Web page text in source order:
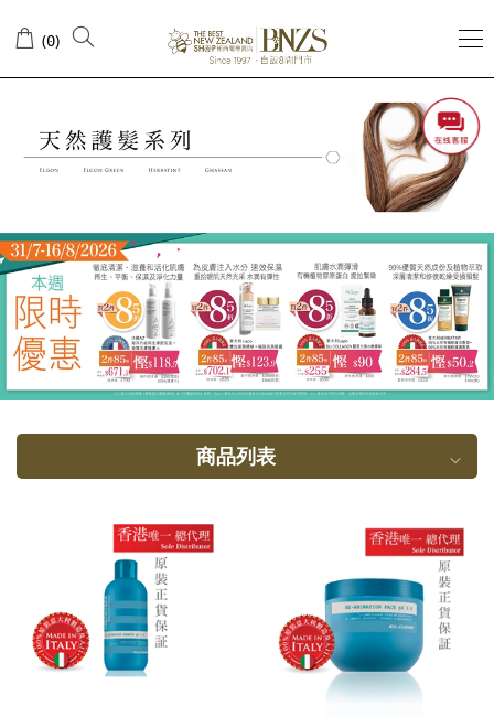
严
重
损
质
(0)
商品列表